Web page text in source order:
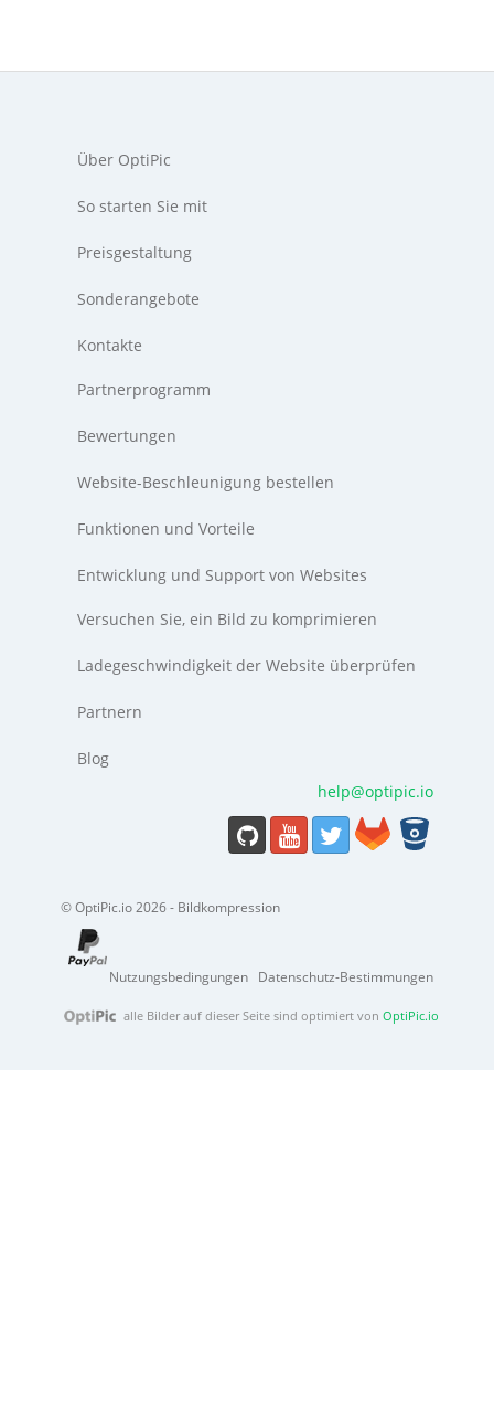
Über OptiPic
So starten Sie mit
Preisgestaltung
Sonderangebote
Kontakte
Partnerprogramm
Bewertungen
Website-Beschleunigung bestellen
Funktionen und Vorteile
Entwicklung und Support von Websites
Versuchen Sie, ein Bild zu komprimieren
Ladegeschwindigkeit der Website überprüfen
Partnern
Blog
help@optipic.io
© OptiPic.io 2026 - Bildkompression
Nutzungsbedingungen Datenschutz-Bestimmungen
alle Bilder auf dieser Seite sind optimiert von OptiPic.io